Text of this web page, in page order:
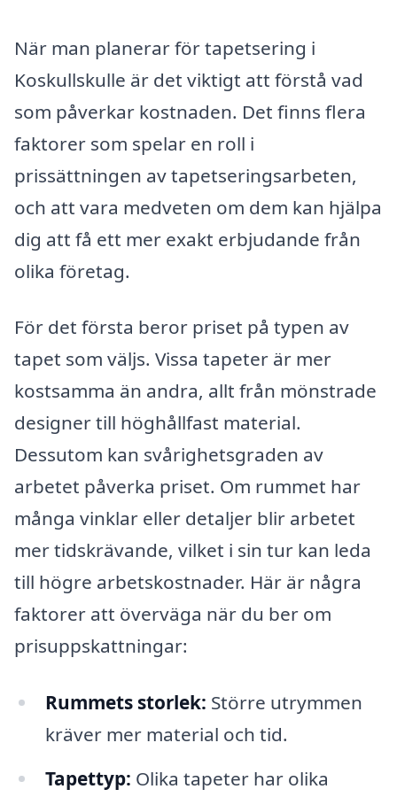
När man planerar för tapetsering i
Koskullskulle är det viktigt att förstå vad
som påverkar kostnaden. Det finns flera
faktorer som spelar en roll i
prissättningen av tapetseringsarbeten,
och att vara medveten om dem kan hjälpa
dig att få ett mer exakt erbjudande från
olika företag.
För det första beror priset på typen av
tapet som väljs. Vissa tapeter är mer
kostsamma än andra, allt från mönstrade
designer till höghållfast material.
Dessutom kan svårighetsgraden av
arbetet påverka priset. Om rummet har
många vinklar eller detaljer blir arbetet
mer tidskrävande, vilket i sin tur kan leda
till högre arbetskostnader. Här är några
faktorer att överväga när du ber om
prisuppskattningar:
Rummets storlek: Större utrymmen
kräver mer material och tid.
Tapettyp: Olika tapeter har olika